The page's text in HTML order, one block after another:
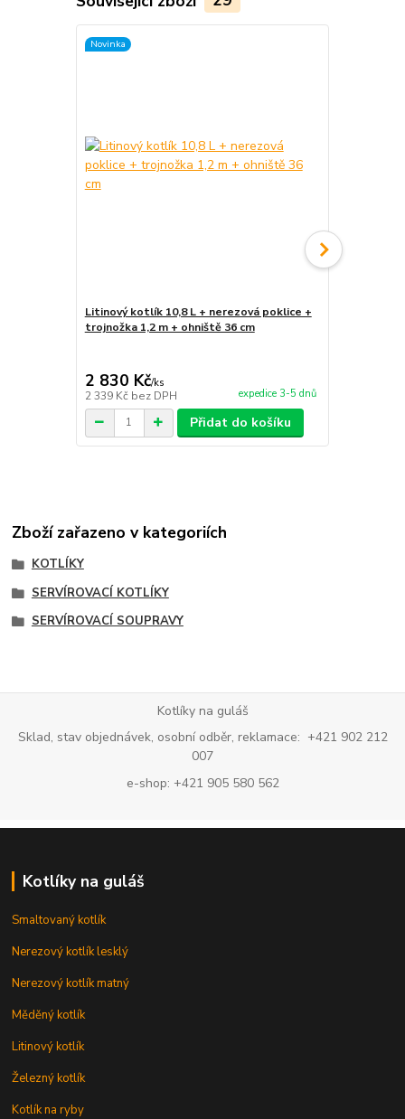
Novinka
Litinový kotlík 10,8 L + nerezová poklice +
trojnožka 1,2 m + ohniště 36 cm
2 830 Kč/ks
2 339 Kč bez DPH expedice 3-5 dnů
Přidat do košíku
Zboží zařazeno v kategoriích
KOTLÍKY
SERVÍROVACÍ KOTLÍKY
SERVÍROVACÍ SOUPRAVY
Kotlíky na guláš
Sklad, stav objednávek, osobní odběr, reklamace: +421 902 212
007
e-shop: +421 905 580 562
Kotlíky na guláš
Smaltovaný kotlík
Nerezový kotlík lesklý
Nerezový kotlík matný
Měděný kotlík
Litinový kotlík
Železný kotlík
Kotlík na ryby